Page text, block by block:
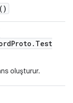
()
Proto . Test
oluşturur.